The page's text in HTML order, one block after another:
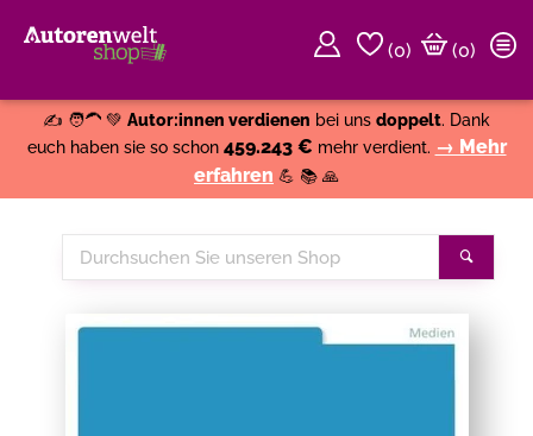
(0)
(0)
✍️ 🧑‍🦱 💚 Autor:innen verdienen bei uns doppelt. Dank
euch haben sie so schon 459.243 € mehr verdient. → Mehr
erfahren 💪 📚 🙏
Durchsuchen
Sie
Shop